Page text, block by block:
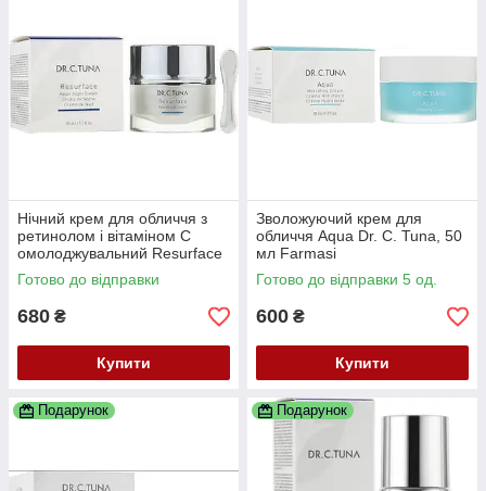
Нічний крем для обличчя з
ретинолом і вітаміном С
омолоджувальний Resurface
Dr. C. Tuna, 50 мл Farmasi
Готово до відправки
680 ₴
Купити
Зволожуючий крем для
обличчя Aqua Dr. C. Tuna, 50
мл Farmasi
Готово до відправки 5 од.
600 ₴
Купити
Подарунок Подарунок